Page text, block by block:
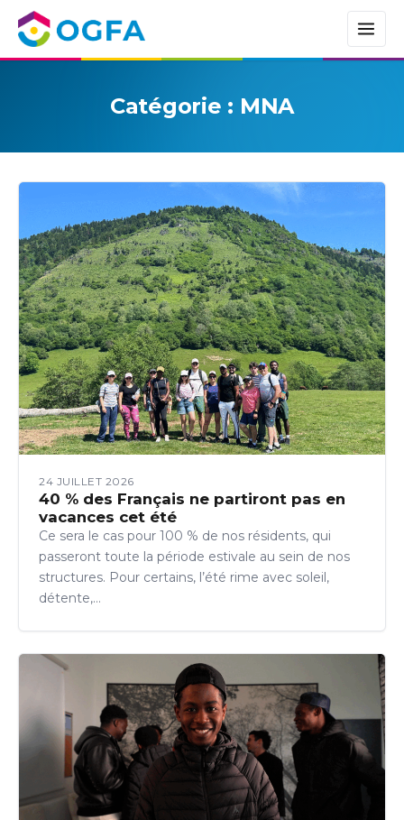
Catégorie : MNA
24 JUILLET 2026
40 % des Français ne partiront pas en
vacances cet été
Ce sera le cas pour 100 % de nos résidents, qui
passeront toute la période estivale au sein de nos
structures. Pour certains, l’été rime avec soleil,
détente,…